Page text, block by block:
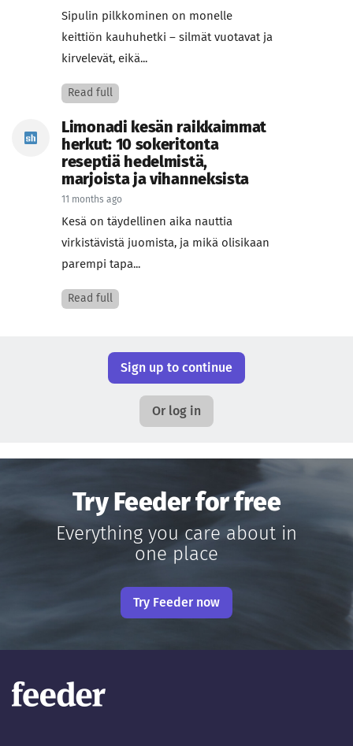
Sipulin pilkkominen on monelle
keittiön kauhuhetki – silmät vuotavat ja
kirvelevät, eikä...
Read full
Limonadi kesän raikkaimmat
herkut: 10 sokeritonta
reseptiä hedelmistä,
marjoista ja vihanneksista
11 months ago
Kesä on täydellinen aika nauttia
virkistävistä juomista, ja mikä olisikaan
parempi tapa...
Read full
Sign up to continue
Or log in
Try Feeder for free
Everything you care about in
one place
Try Feeder now